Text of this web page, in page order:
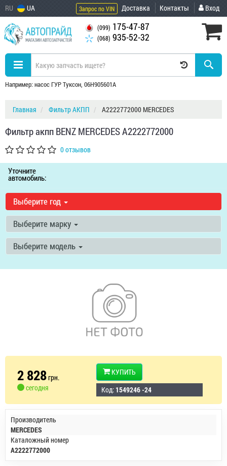
RU UA Запрос по VIN Доставка Контакты Вход
(099) 175-47-87
(068) 935-52-32
Например: насос ГУР Туксон, 06H905601A
Главная Фильтр АКПП A2222772000 MERCEDES
Фильтр акпп BENZ MERCEDES A2222772000
0 отзывов
Уточните
автомобиль:
Выберите год
Выберите марку
Выберите модель
2 828грн.
сегодня
КУПИТЬ
Код: 1549246 -24
Производитель
MERCEDES
Каталожный номер
A2222772000